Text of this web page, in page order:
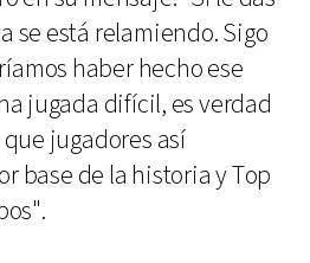
se está relamiendo. Sigo
haber hecho ese
jugada difícil, es verdad
jugadores así
base de la historia y Top